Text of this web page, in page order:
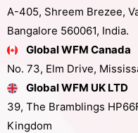
A-405, Shreem Brezee,
Bangalore 560061, India.
Global WFM Canada
No. 73, Elm Drive,
Global WFM UK LTD
39, The Bramblings
Kingdom